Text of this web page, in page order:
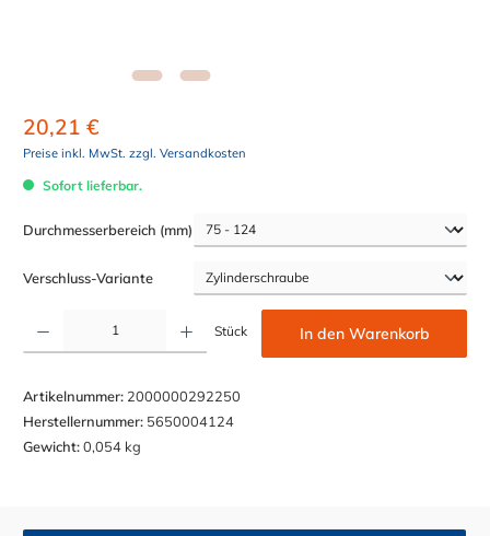
20,21 €
Preise inkl. MwSt. zzgl. Versandkosten
Sofort lieferbar.
Durchmesserbereich (mm) auswählen
Verschluss-Varianteauswählen
Produkt Anzahl: Gib den gewünschten Wert ein oder benutze die Schaltflächen um die Anzahl
Stück In den Warenkorb
Artikelnummer: 2000000292250
Herstellernummer: 5650004124
Gewicht:0,054 kg